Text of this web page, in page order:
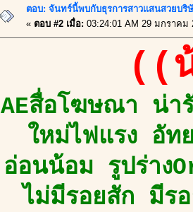
ตอบ: จันทร์นี้พบกับธุรการสาวเเสนสวยบ
« ตอบ #2 เมื่อ: 03:24:01 AM 29 มกราคม
((
AEสื่อโฆษณา น่า
ใหม่ไฟแรง อัท
อ่อนน้อม รูปร่าง
ไม่มีรอยสัก มีร